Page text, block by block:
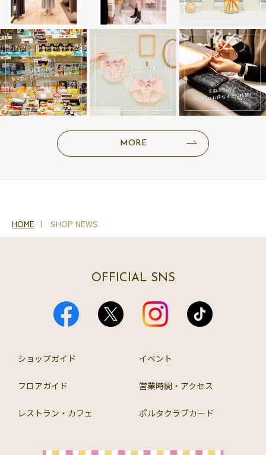
MORE
HOME SHOP NEWS
OFFICIAL SNS
ショップガイド イベント
フロアガイド 営業時間・アクセス
レストラン・カフェ ポルタクラブカード